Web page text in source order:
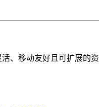
、移动友好且可扩展的资